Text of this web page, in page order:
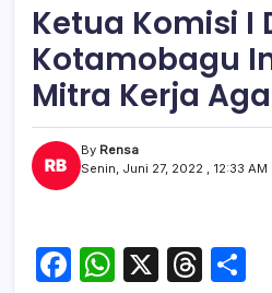
Ketua Komisi I
Kotamobagu
Mitra Kerja
By Rensa
Senin, Juni 27, 2022 , 12:33 AM
F
W X
T